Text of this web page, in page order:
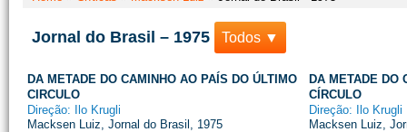
Jornal do Brasil – 1975 Todos ▼
DA METADE DO CAMINHO AO PAÍS DO ÚLTIMO
CIRCULO
Direção: Ilo Krugli
Macksen Luiz, Jornal do Brasil, 1975
DA METADE DO
CÍRCULO
Direção: Ilo Krugli
Macksen Luiz,